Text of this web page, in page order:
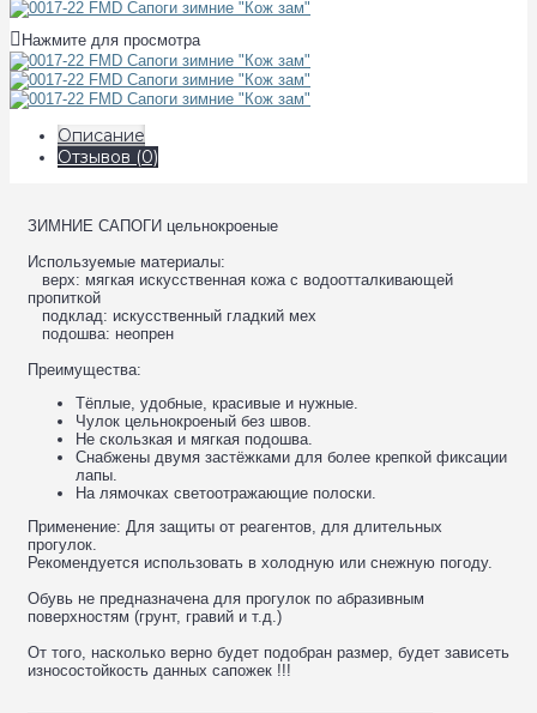
Нажмите для просмотра
Описание
Отзывов (0)
ЗИМНИЕ САПОГИ цельнокроеные
Используемые материалы:
верх: мягкая искусственная кожа с водоотталкивающей
пропиткой
подклад: искусственный гладкий мех
подошва: неопрен
Преимущества:
Тёплые, удобные, красивые и нужные.
Чулок цельнокроеный без швов.
Не скользкая и мягкая подошва.
Снабжены двумя застёжками для более крепкой фиксации
лапы.
На лямочках светоотражающие полоски.
Применение: Для защиты от реагентов, для длительных
прогулок.
Рекомендуется использовать в холодную или снежную погоду.
Обувь не предназначена для прогулок по абразивным
поверхностям (грунт, гравий и т.д.)
От того, насколько верно будет подобран размер, будет зависеть
износостойкость данных сапожек !!!